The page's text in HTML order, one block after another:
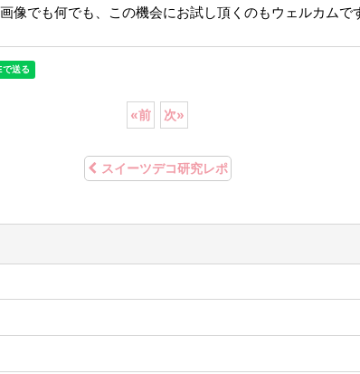
像でも何でも、この機会にお試し頂くのもウェルカムで
«前 次»
スイーツデコ研究レポ